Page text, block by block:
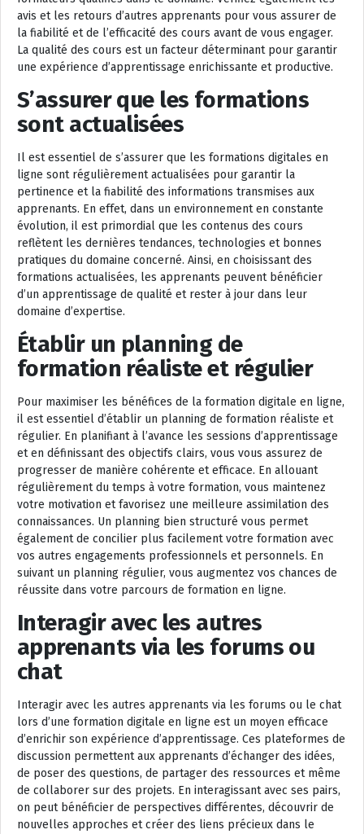
avis et les retours d’autres apprenants pour vous assurer de
la fiabilité et de l’efficacité des cours avant de vous engager.
La qualité des cours est un facteur déterminant pour garantir
une expérience d’apprentissage enrichissante et productive.
S’assurer que les formations
sont actualisées
Il est essentiel de s’assurer que les formations digitales en
ligne sont régulièrement actualisées pour garantir la
pertinence et la fiabilité des informations transmises aux
apprenants. En effet, dans un environnement en constante
évolution, il est primordial que les contenus des cours
reflètent les dernières tendances, technologies et bonnes
pratiques du domaine concerné. Ainsi, en choisissant des
formations actualisées, les apprenants peuvent bénéficier
d’un apprentissage de qualité et rester à jour dans leur
domaine d’expertise.
Établir un planning de
formation réaliste et régulier
Pour maximiser les bénéfices de la formation digitale en ligne,
il est essentiel d’établir un planning de formation réaliste et
régulier. En planifiant à l’avance les sessions d’apprentissage
et en définissant des objectifs clairs, vous vous assurez de
progresser de manière cohérente et efficace. En allouant
régulièrement du temps à votre formation, vous maintenez
votre motivation et favorisez une meilleure assimilation des
connaissances. Un planning bien structuré vous permet
également de concilier plus facilement votre formation avec
vos autres engagements professionnels et personnels. En
suivant un planning régulier, vous augmentez vos chances de
réussite dans votre parcours de formation en ligne.
Interagir avec les autres
apprenants via les forums ou
chat
Interagir avec les autres apprenants via les forums ou le chat
lors d’une formation digitale en ligne est un moyen efficace
d’enrichir son expérience d’apprentissage. Ces plateformes de
discussion permettent aux apprenants d’échanger des idées,
de poser des questions, de partager des ressources et même
de collaborer sur des projets. En interagissant avec ses pairs,
on peut bénéficier de perspectives différentes, découvrir de
nouvelles approches et créer des liens précieux dans le